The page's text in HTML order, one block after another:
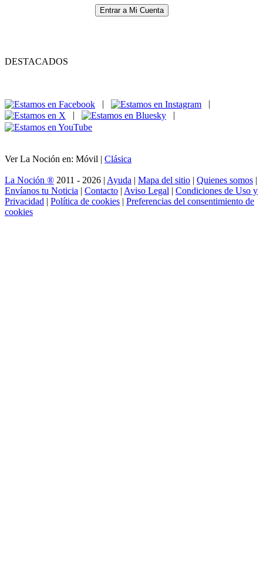
Entrar a Mi Cuenta
DESTACADOS
|
|
|
|
Ver La Noción en: Móvil | Clásica
La Noción ® 2011 - 2026 | Ayuda | Mapa del sitio | Quienes somos |
Envíanos tu Noticia | Contacto | Aviso Legal | Condiciones de Uso y
Privacidad | Política de cookies | Preferencias del consentimiento de
cookies